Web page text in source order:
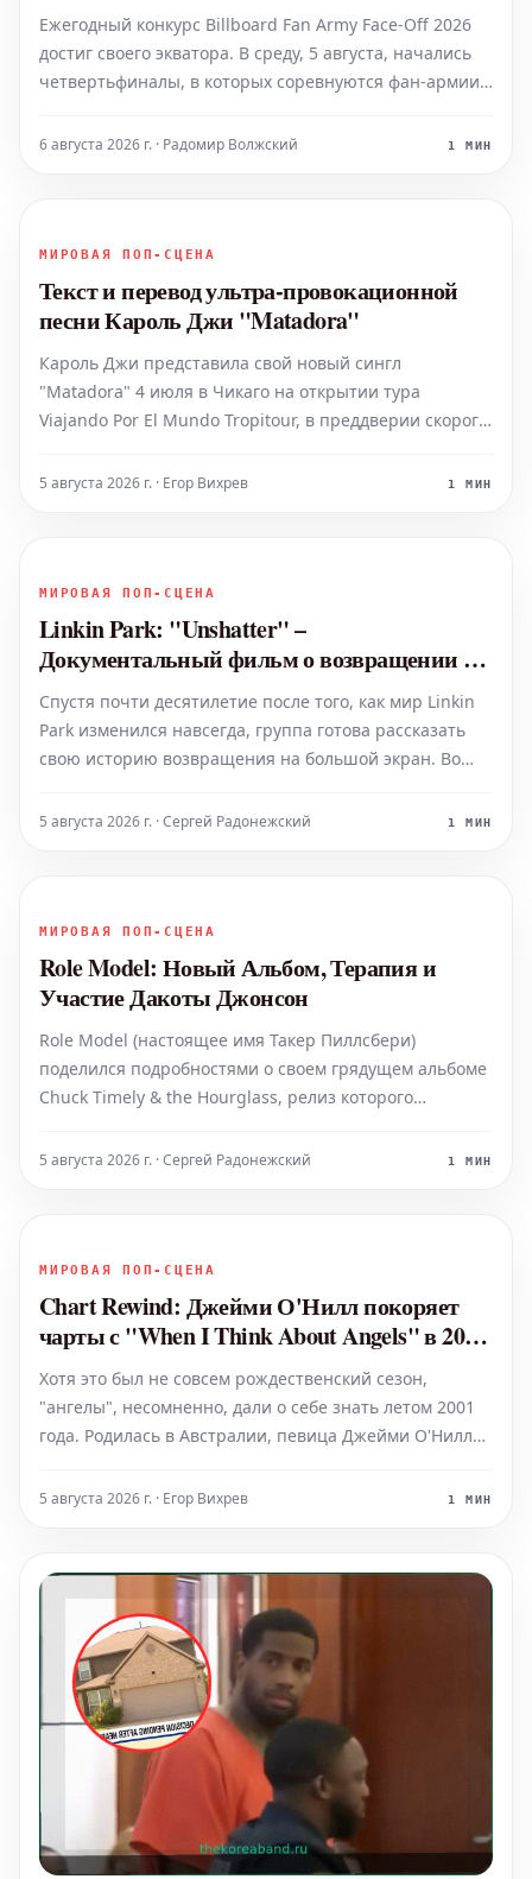
Ежегодный конкурс Billboard Fan Army Face-Off 2026
достиг своего экватора. В среду, 5 августа, начались
четвертьфиналы, в которых соревнуются фан-армии
различных артистов вступают в борьбу, чтобы
6 августа 2026 г. · Радомир Волжский 1 МИН
МИРОВАЯ ПОП-СЦЕНА
Текст и перевод ультра-провокационной
песни Кароль Джи "Matadora"
Кароль Джи представила свой новый сингл
"Matadora" 4 июля в Чикаго на открытии тура
Viajando Por El Mundo Tropitour, в преддверии скорого
"Matadora", что с испанского переводится как
5 августа 2026 г. · Егор Вихрев 1 МИН
МИРОВАЯ ПОП-СЦЕНА
Linkin Park: "Unshatter" –
Документальный фильм о возвращении и
новой эре группы
Спустя почти десятилетие после того, как мир Linkin
Park изменился навсегда, группа готова рассказать
свою историю возвращения на большой экран. Во
документальный фильм «Unshatter», снятый
5 августа 2026 г. · Сергей Радонежский 1 МИН
МИРОВАЯ ПОП-СЦЕНА
Role Model: Новый Альбом, Терапия и
Участие Дакоты Джонсон
Role Model (настоящее имя Такер Пиллсбери)
поделился подробностями о своем грядущем альбоме
Chuck Timely & the Hourglass, релиз которого
творческий процесс записи пластинки побудил его
5 августа 2026 г. · Сергей Радонежский 1 МИН
МИРОВАЯ ПОП-СЦЕНА
Chart Rewind: Джейми О'Нилл покоряет
чарты с "When I Think About Angels" в 2001
году
Хотя это был не совсем рождественский сезон,
"ангелы", несомненно, дали о себе знать летом 2001
года. Родилась в Австралии, певица Джейми О'Нилл
Country Songs 4 августа 2001 года со своим хитовым
5 августа 2026 г. · Егор Вихрев 1 МИН